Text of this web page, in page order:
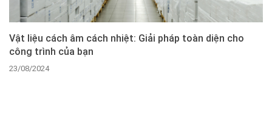
Vật liệu cách âm cách nhiệt: Giải pháp toàn diện cho
công trình của bạn
23/08/2024